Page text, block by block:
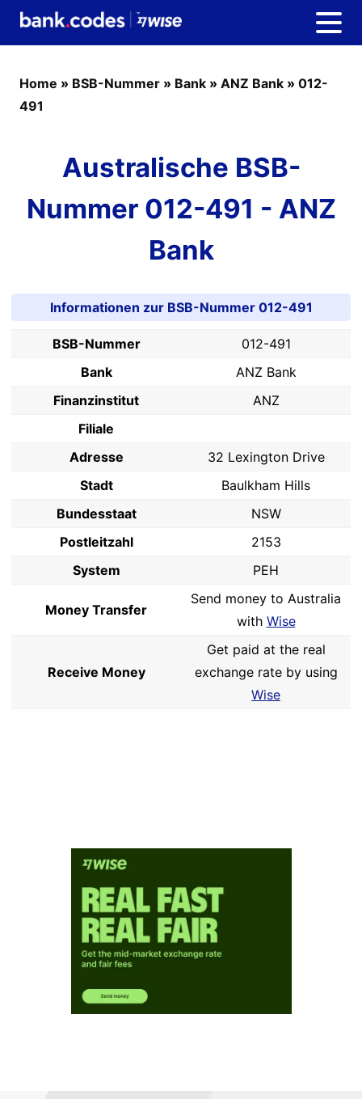
Home » BSB-Nummer » Bank » ANZ Bank » 012-
491
Australische BSB-
Nummer 012-491 - ANZ
Bank
Informationen zur BSB-Nummer 012-491
BSB-Nummer
012-491
Bank
ANZ Bank
Finanzinstitut
ANZ
Filiale
Adresse
32 Lexington Drive
Stadt
Baulkham Hills
Bundesstaat
NSW
Postleitzahl
2153
System
PEH
Money Transfer
Send money to Australia
with Wise
Receive Money
Get paid at the real
exchange rate by using
Wise